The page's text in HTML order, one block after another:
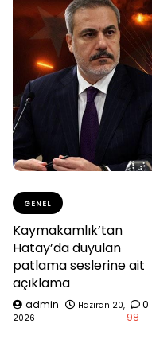
GENEL
Kaymakamlık’tan
Hatay’da duyulan
patlama seslerine ait
açıklama
admin
Haziran 20,
2026
0
98